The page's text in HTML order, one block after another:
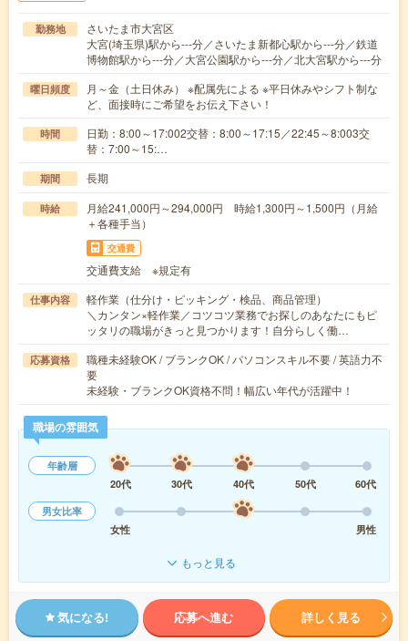
勤務地
さいたま市大宮区
大宮(埼玉県)駅から---分／さいたま新都心駅から---分／鉄道
博物館駅から---分／大宮公園駅から---分／北大宮駅から---分
曜日頻度
月～金（土日休み） ※配属先による ※平日休みやシフト制な
ど、面接時にご希望をお伝え下さい！
時間
日勤：8:00～17:002交替：8:00～17:15／22:45～8:003交
替：7:00～15:…
期間 長期
時給
月給241,000円～294,000円 時給1,300円～1,500円（月給
＋各種手当）
交通費
交通費支給 ※規定有
仕事内容
軽作業（仕分け・ピッキング・検品、商品管理）
＼カンタン×軽作業／コツコツ業務でお探しのあなたにもピ
ッタリの職場がきっと見つかります！自分らしく働…
応募資格
職種未経験OK / ブランクOK / パソコンスキル不要 / 英語力不
要
未経験・ブランクOK資格不問！幅広い年代が活躍中！
職場の雰囲気
年齢層
20代
30代 40代 50代
60代
男女比率
女性
男性
もっと見る
気になる! 応募へ進む 詳しく見る